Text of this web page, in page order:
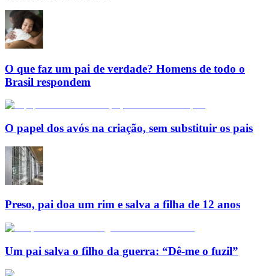
O que faz um pai de verdade? Homens de todo o
Brasil respondem
O papel dos avós na criação, sem substituir os pais
Preso, pai doa um rim e salva a filha de 12 anos
Um pai salva o filho da guerra: “Dê-me o fuzil”